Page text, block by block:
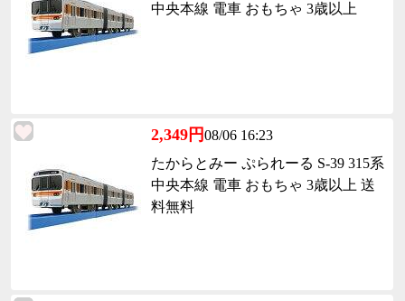
中央本線 電車 おもちゃ 3歳以上
2,349円08/06 16:23
たからとみー ぷられーる S-39 315系
中央本線 電車 おもちゃ 3歳以上 送
料無料